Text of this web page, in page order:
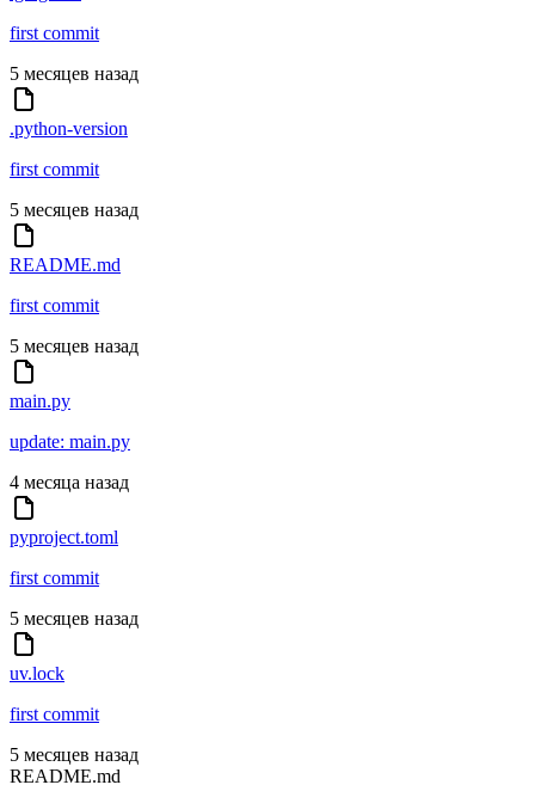
first commit
5 месяцев назад
.python-version
first commit
5 месяцев назад
README.md
first commit
5 месяцев назад
main.py
update: main.py
4 месяца назад
pyproject.toml
first commit
5 месяцев назад
uv.lock
first commit
5 месяцев назад
README.md